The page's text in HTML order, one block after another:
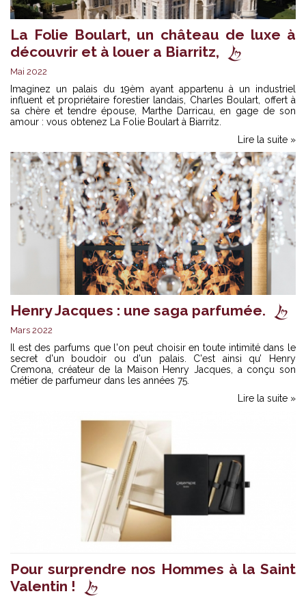
La Folie Boulart, un château de luxe à
découvrir et à louer a Biarritz,
Mai 2022
Imaginez un palais du 19èm ayant appartenu à un industriel
influent et propriétaire forestier landais, Charles Boulart, offert à
sa chère et tendre épouse, Marthe Darricau, en gage de son
amour : vous obtenez La Folie Boulart à Biarritz.
Lire la suite »
Henry Jacques : une saga parfumée.
Mars 2022
Il est des parfums que l'on peut choisir en toute intimité dans le
secret d'un boudoir ou d'un palais. C'est ainsi qu’ Henry
Cremona, créateur de la Maison Henry Jacques, a conçu son
métier de parfumeur dans les années 75.
Lire la suite »
Pour surprendre nos Hommes à la Saint
Valentin !